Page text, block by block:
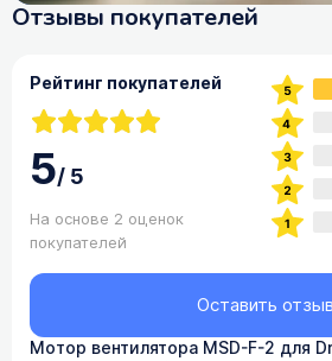
Отзывы покупателей
Рейтинг покупателей
5/5
На основе 2 оценок
покупателей
Мотор вентилятора MSD-F-2 для
Оставить отзыв